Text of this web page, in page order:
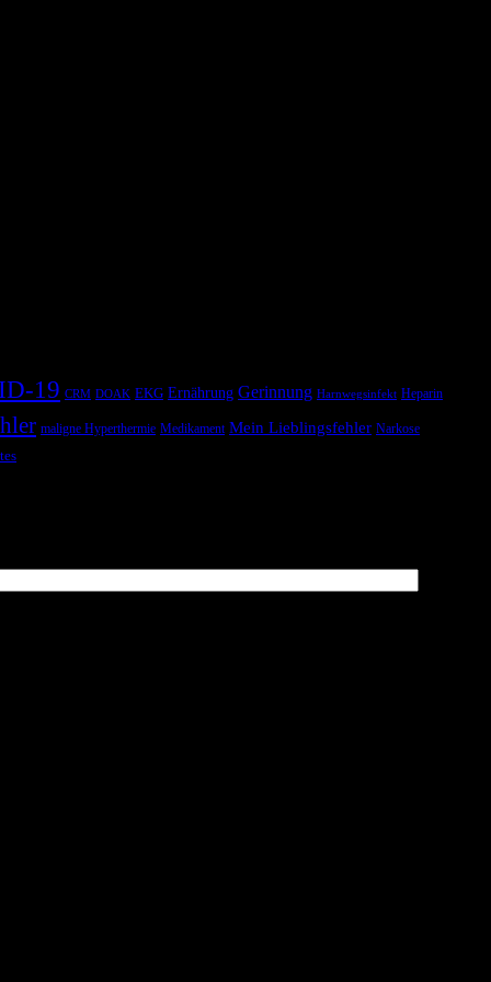
19 CRM DOAK EKG Ernährung Gerinnung Harnwegsinfekt Heparin
maligne Hyperthermie Medikament Mein Lieblingsfehler Narkose